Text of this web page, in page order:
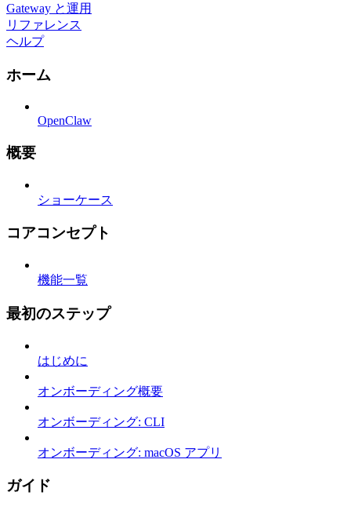
Gateway と運用
リファレンス
ヘルプ
ホーム
OpenClaw
概要
ショーケース
コアコンセプト
機能一覧
最初のステップ
はじめに
オンボーディング概要
オンボーディング: CLI
オンボーディング: macOS アプリ
ガイド